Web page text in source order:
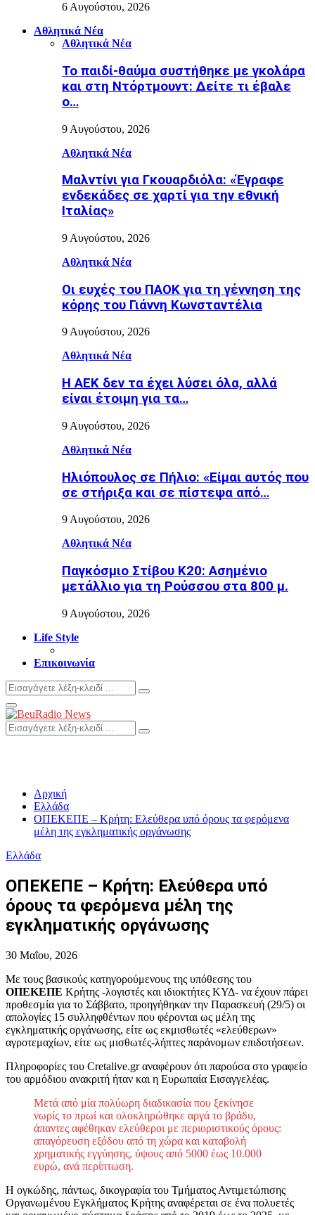
6 Αυγούστου, 2026
Αθλητικά Νέα
Αθλητικά Νέα
Το παιδί-θαύμα συστήθηκε με γκολάρα
και στη Ντόρτμουντ: Δείτε τι έβαλε
ο…
9 Αυγούστου, 2026
Αθλητικά Νέα
Μαλντίνι για Γκουαρδιόλα: «Έγραφε
ενδεκάδες σε χαρτί για την εθνική
Ιταλίας»
9 Αυγούστου, 2026
Αθλητικά Νέα
Οι ευχές του ΠΑΟΚ για τη γέννηση της
κόρης του Γιάννη Κωνσταντέλια
9 Αυγούστου, 2026
Αθλητικά Νέα
Η ΑΕΚ δεν τα έχει λύσει όλα, αλλά
είναι έτοιμη για τα…
9 Αυγούστου, 2026
Αθλητικά Νέα
Ηλιόπουλος σε Πήλιο: «Είμαι αυτός που
σε στήριξα και σε πίστεψα από…
9 Αυγούστου, 2026
Αθλητικά Νέα
Παγκόσμιο Στίβου Κ20: Ασημένιο
μετάλλιο για τη Ρούσσου στα 800 μ.
9 Αυγούστου, 2026
Life Style
Επικοινωνία
Search
for:
Search
Primary
Menu
Search
for:
Search
Αρχική
Ελλάδα
ΟΠΕΚΕΠΕ – Κρήτη: Ελεύθερα υπό όρους τα φερόμενα
μέλη της εγκληματικής οργάνωσης
Ελλάδα
ΟΠΕΚΕΠΕ – Κρήτη: Ελεύθερα υπό
όρους τα φερόμενα μέλη της
εγκληματικής οργάνωσης
30 Μαΐου, 2026
Με τους βασικούς κατηγορούμενους της υπόθεσης του
ΟΠΕΚΕΠΕ Κρήτης -λογιστές και ιδιοκτήτες ΚΥΔ- να έχουν πάρει
προθεσμία για το Σάββατο, προηγήθηκαν την Παρασκευή (29/5) οι
απολογίες 15 συλληφθέντων που φέρονται ως μέλη της
εγκληματικής οργάνωσης, είτε ως εκμισθωτές «ελεύθερων»
αγροτεμαχίων, είτε ως μισθωτές-λήπτες παράνομων επιδοτήσεων.
Πληροφορίες του Cretalive.gr αναφέρουν ότι παρούσα στο γραφείο
του αρμόδιου ανακριτή ήταν και η Ευρωπαία Εισαγγελέας.
Μετά από μία πολύωρη διαδικασία που ξεκίνησε
νωρίς το πρωί και ολοκληρώθηκε αργά το βράδυ,
άπαντες αφέθηκαν ελεύθεροι με περιοριστικούς όρους:
απαγόρευση εξόδου από τη χώρα και καταβολή
χρηματικής εγγύησης, ύψους από 5000 έως 10.000
ευρώ, ανά περίπτωση.
Η ογκώδης, πάντως, δικογραφία του Τμήματος Αντιμετώπισης
Οργανωμένου Εγκλήματος Κρήτης αναφέρεται σε ένα πολυετές